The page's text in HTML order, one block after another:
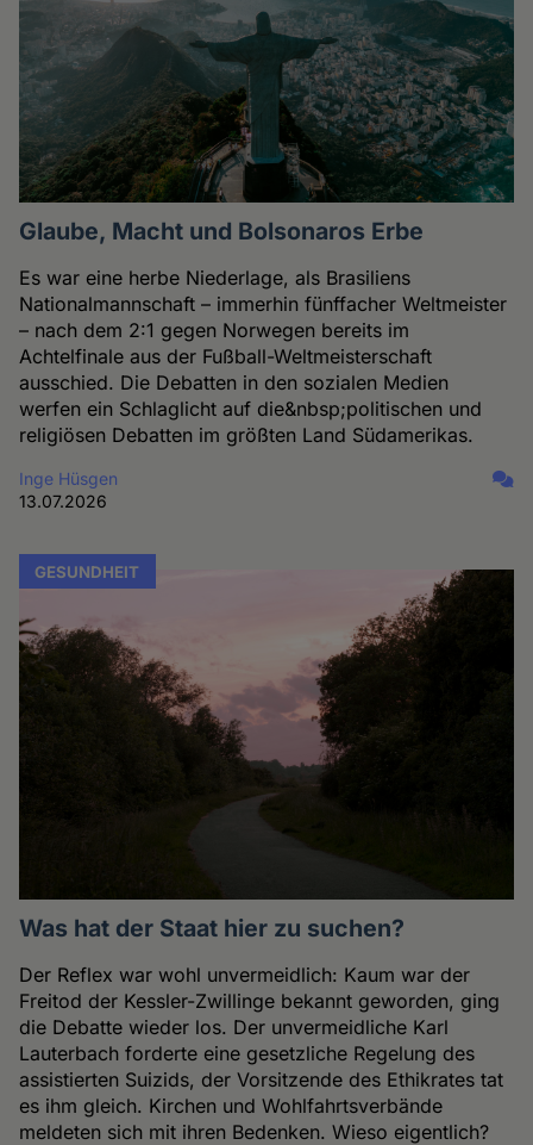
Glaube, Macht und Bolsonaros Erbe
Es war eine herbe Niederlage, als Brasiliens
Nationalmannschaft – immerhin fünffacher Weltmeister
– nach dem 2:1 gegen Norwegen bereits im
Achtelfinale aus der Fußball-Weltmeisterschaft
ausschied. Die Debatten in den sozialen Medien
werfen ein Schlaglicht auf die&nbsp;politischen und
religiösen Debatten im größten Land Südamerikas.
Inge Hüsgen
13.07.2026
GESUNDHEIT
Was hat der Staat hier zu suchen?
Der Reflex war wohl unvermeidlich: Kaum war der
Freitod der Kessler-Zwillinge bekannt geworden, ging
die Debatte wieder los. Der unvermeidliche Karl
Lauterbach forderte eine gesetzliche Regelung des
assistierten Suizids, der Vorsitzende des Ethikrates tat
es ihm gleich. Kirchen und Wohlfahrtsverbände
meldeten sich mit ihren Bedenken. Wieso eigentlich?